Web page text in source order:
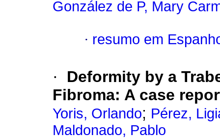
González de P, Mary
· resumo em
·
Deformity by a
Fibroma: A case
Yoris, Orlando; Pérez,
Maldonado, Pablo